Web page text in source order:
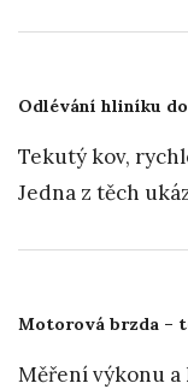
Odlévání hliníku do
Tekutý kov,
Jedna z těch
Motorová brzda –
Měření výkonu